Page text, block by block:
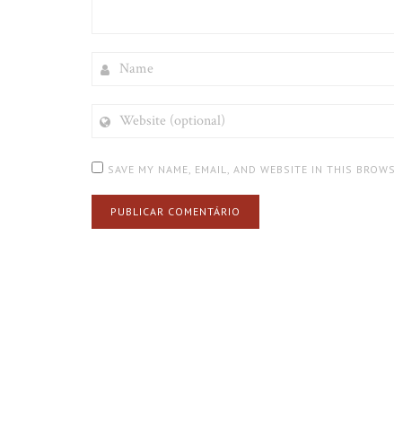
(OPTIONAL)
SAVE MY NAME, EMAIL, AND WEBSITE IN THIS